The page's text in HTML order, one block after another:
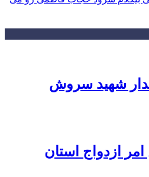
شهید سروش
امر ازدواج استان